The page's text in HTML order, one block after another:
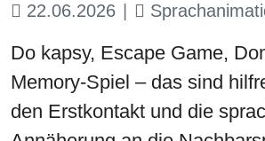
22.06.2026
Do kapsy, Escape Game,
Memory-Spiel – das sind
den Erstkontakt und die